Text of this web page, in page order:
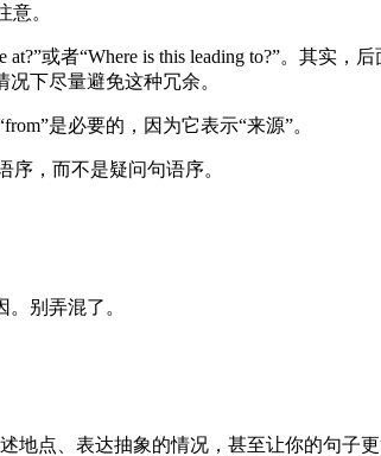
。
或者“Where is this leading to?”。其实，
下尽量避免这种冗余。
是必要的，因为它表示“来源”。
序，而不是疑问句语序。
。别弄混了。
地点、表达抽象的情况，甚至让你的句